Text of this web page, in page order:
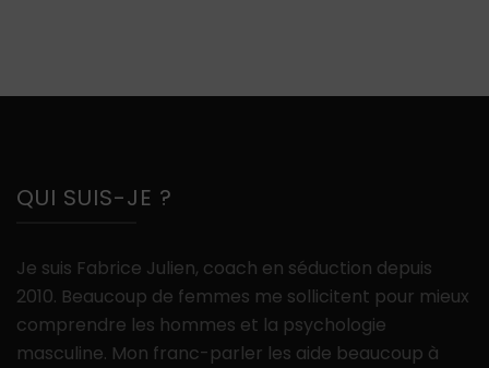
QUI SUIS-JE ?
Je suis Fabrice Julien, coach en séduction depuis
2010. Beaucoup de femmes me sollicitent pour mieux
comprendre les hommes et la psychologie
masculine. Mon franc-parler les aide beaucoup à